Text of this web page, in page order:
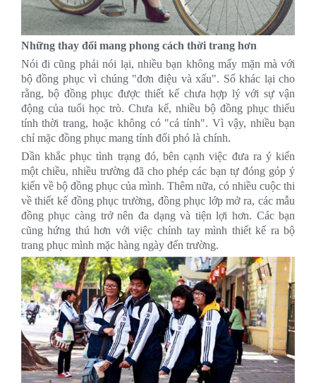
Những thay đổi mang phong cách thời trang hơn
Nói đi cũng phải nói lại, nhiều bạn không mấy mặn mà với
bộ đồng phục vì chúng "đơn điệu và xấu". Số khác lại cho
rằng, bộ đồng phục được thiết kế chưa hợp lý với sự vận
động của tuổi học trò. Chưa kể, nhiều bộ đồng phục thiếu
tính thời trang, hoặc không có "cá tính". Vì vậy, nhiều bạn
chỉ mặc đồng phục mang tính đối phó là chính.
Dần khắc phục tình trạng đó, bên cạnh việc đưa ra ý kiến
một chiều, nhiều trường đã cho phép các bạn tự đóng góp ý
kiến về bộ đồng phục của mình. Thêm nữa, có nhiều cuộc thi
về thiết kế đồng phục trường, đồng phục lớp mở ra, các mẫu
đồng phục càng trở nên đa dạng và tiện lợi hơn. Các bạn
cũng hứng thú hơn với việc chính tay mình thiết kế ra bộ
trang phục mình mặc hàng ngày đến trường.